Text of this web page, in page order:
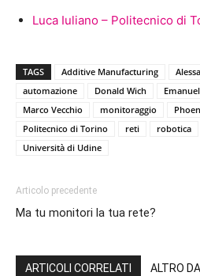
Luca Iuliano – Politecnico di
TAGS Additive Manufacturing
automazione
Donald Wich
Marco Vecchio
monitoraggio
Politecnico di Torino
reti robotica
Università di Udine
Articolo precedente
Ma tu monitori la tua rete?
ARTICOLI CORRELATI ALTRO